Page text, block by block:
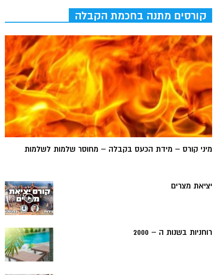
קורסים מתנה בחכמת הקבלה
מיני קורס – מידת הכעס בקבלה – מחוסר שלמות לשלמות
יציאת מצרים
רוחניות בשנות ה – 2000